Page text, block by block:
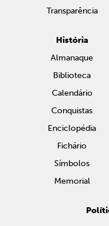
Transparência
História
Almanaque
Biblioteca
Calendário
Conquistas
Enciclopédia
Fichário
Símbolos
Memorial